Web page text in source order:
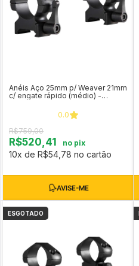
Anéis Aço 25mm p/ Weaver 21mm
c/ engate rápido (médio) -
0.0
R$759,00
R$520,41 no pix
10x de R$54,78 no cartão
ESGOTADO